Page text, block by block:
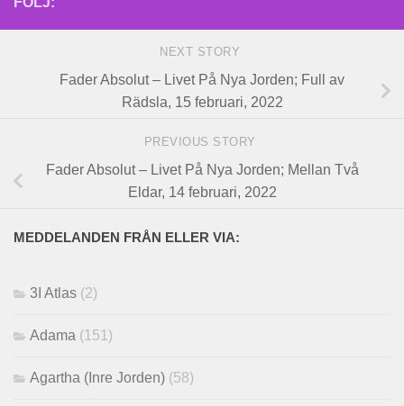
NEXT STORY
Fader Absolut – Livet På Nya Jorden; Full av
Rädsla, 15 februari, 2022
PREVIOUS STORY
Fader Absolut – Livet På Nya Jorden; Mellan Två
Eldar, 14 februari, 2022
MEDDELANDEN FRÅN ELLER VIA:
3I Atlas (2)
Adama (151)
Agartha (Inre Jorden) (58)